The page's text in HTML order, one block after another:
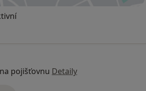
pojišťovnu Detaily